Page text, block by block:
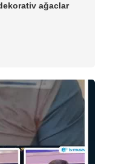
ağaclar